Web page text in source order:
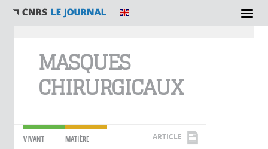
MASQUES
CHIRURGICAUX
VIVANT MATIÈRE ARTICLE